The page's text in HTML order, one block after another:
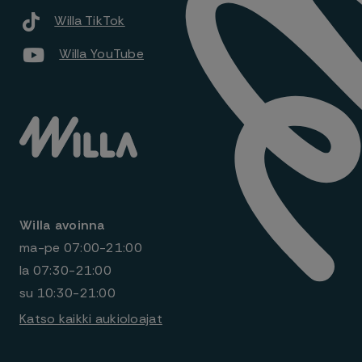
Willa TikTok
Willa YouTube
Willa avoinna
ma-pe 07:00-21:00
la 07:30-21:00
su 10:30-21:00
Katso kaikki aukioloajat